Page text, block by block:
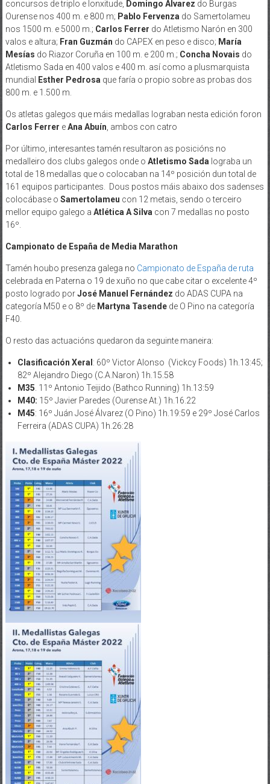
concursos de triplo e lonxitude, Domingo Álvarez do Burgas
Ourense nos 400 m. e 800 m; Pablo Fervenzado Samertolameu
nos 1500 m. e 5000 m.; Carlos Ferrer do Atletismo Narón en 300
valos e altura; Fran Guzmán do CAPEX en peso e disco; María
Mesías do Riazor Coruña en 100 m. e 200 m.; Concha Novais do
Atletismo Sada en 400 valos e 400 m. así como a plusmarquista
mundial
Esther Pedrosaque faría o propio sobre as probas dos
800 m. e 1.500 m.
Os atletas galegos que máis medallas lograban nesta edición foron
Carlos Ferrer eAna Abuín, ambos con catro
Por último, interesantes tamén resultaron as posicións no
medalleiro dos clubs galegos onde o Atletismo Sadalograba un
total de 18 medallas que o colocaban na 14º posición dun total de
161 equipos participantes. Dous postos máis abaixo dos sadenses
colocábase o Samertolameu con 12 metais, sendo o terceiro
mellor equipo galego a Atlética A Silvacon 7 medallas no posto
16º.
Campionato de España de Media Marathon
Tamén houbo presenza galega no Campionato de España de ruta
celebrada en Paterna o 19 de xuño no que cabe citar o excelente 4º
posto logrado porJosé Manuel Fernández do ADAS CUPA na
categoría M50 e o 8º de Martyna Tasendede O Pino na categoría
F40.
O resto das actuacións quedaron da seguinte maneira:
Clasificación Xeral : 60º Victor Alonso (Vickcy Foods) 1h.13:45;
82º Alejandro Diego (C.A.Naron) 1h.15.58
M35. 11º Antonio Teijido (Bathco Running) 1h.13:59
M40: 15º Javier Paredes (Ourense At.) 1h.16.22
M45: 16º Juán José Álvarez (O Pino) 1h.19:59 e 29º José Carlos
Ferreira (ADAS CUPA) 1h.26:28